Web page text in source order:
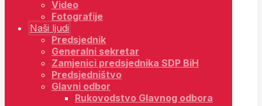
Video
Fotografije
Naši ljudi
Predsjednik
Generalni sekretar
Zamjenici predsjednika SDP BiH
Predsjedništvo
Glavni odbor
Rukovodstvo Glavnog odbora